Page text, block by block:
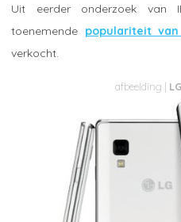
Uit eerder onderzoek
toenemende populariteit
verkocht.